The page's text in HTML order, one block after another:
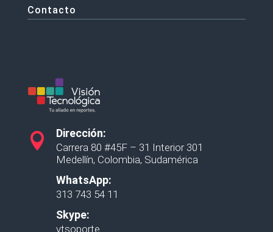
Contacto
 Dirección:
Carrera 80 #45F – 31 Interior 301
Medellín, Colombia, Sudamérica
WhatsApp:
313 743 54 11
Skype:
vtsoporte